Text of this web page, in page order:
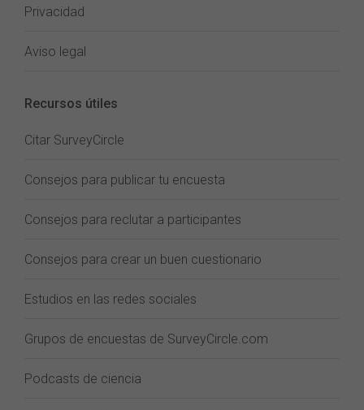
Privacidad
Aviso legal
Recursos útiles
Citar SurveyCircle
Consejos para publicar tu encuesta
Consejos para reclutar a participantes
Consejos para crear un buen cuestionario
Estudios en las redes sociales
Grupos de encuestas de SurveyCircle.com
Podcasts de ciencia